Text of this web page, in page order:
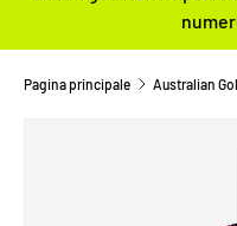
Pagina principale Australian